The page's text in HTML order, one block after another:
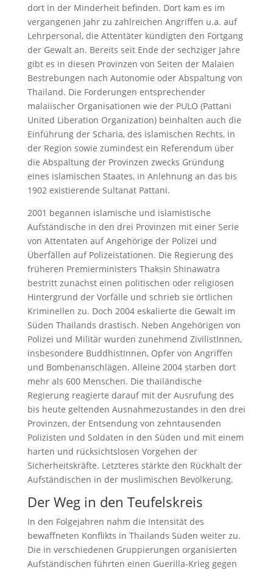
dort in der Minderheit befinden. Dort kam es im
vergangenen Jahr zu zahlreichen Angriffen u.a. auf
Lehrpersonal, die Attentäter kündigten den Fortgang
der Gewalt an. Bereits seit Ende der sechziger Jahre
gibt es in diesen Provinzen von Seiten der Malaien
Bestrebungen nach Autonomie oder Abspaltung von
Thailand. Die Forderungen entsprechender
malaiischer Organisationen wie der PULO (Pattani
United Liberation Organization) beinhalten auch die
Einführung der Scharia, des islamischen Rechts, in
der Region sowie zumindest ein Referendum über
die Abspaltung der Provinzen zwecks Gründung
eines islamischen Staates, in Anlehnung an das bis
1902 existierende Sultanat Pattani.
2001 begannen islamische und islamistische
Aufständische in den drei Provinzen mit einer Serie
von Attentaten auf Angehörige der Polizei und
Überfällen auf Polizeistationen. Die Regierung des
früheren Premierministers Thaksin Shinawatra
bestritt zunächst einen politischen oder religiösen
Hintergrund der Vorfälle und schrieb sie örtlichen
Kriminellen zu. Doch 2004 eskalierte die Gewalt im
Süden Thailands drastisch. Neben Angehörigen von
Polizei und Militär wurden zunehmend ZivilistInnen,
insbesondere BuddhistInnen, Opfer von Angriffen
und Bombenanschlägen. Alleine 2004 starben dort
mehr als 600 Menschen. Die thailändische
Regierung reagierte darauf mit der Ausrufung des
bis heute geltenden Ausnahmezustandes in den drei
Provinzen, der Entsendung von zehntausenden
Polizisten und Soldaten in den Süden und mit einem
harten und rücksichtslosen Vorgehen der
Sicherheitskräfte. Letzteres stärkte den Rückhalt der
Aufständischen in der muslimischen Bevölkerung.
Der Weg in den Teufelskreis
In den Folgejahren nahm die Intensität des
bewaffneten Konflikts in Thailands Süden weiter zu.
Die in verschiedenen Gruppierungen organisierten
Aufständischen führten einen Guerilla-Krieg gegen